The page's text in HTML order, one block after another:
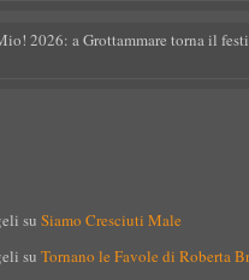
2026: a Grottammare torna il
su Siamo Cresciuti Male
su Tornano le Favole di Roberta